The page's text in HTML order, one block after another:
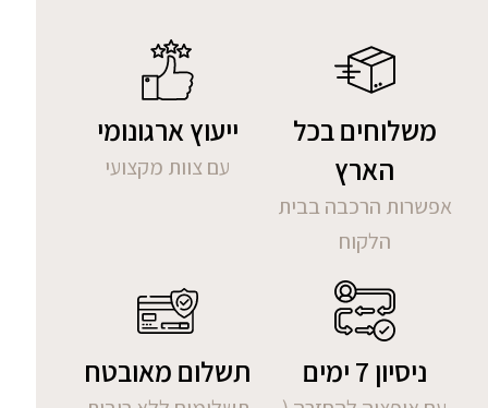
משלוחים בכל
הארץ
אפשרות הרכבה בבית
הלקוח
ייעוץ ארגונומי
עם צוות מקצועי
ניסיון 7 ימים תשלום מאובטח